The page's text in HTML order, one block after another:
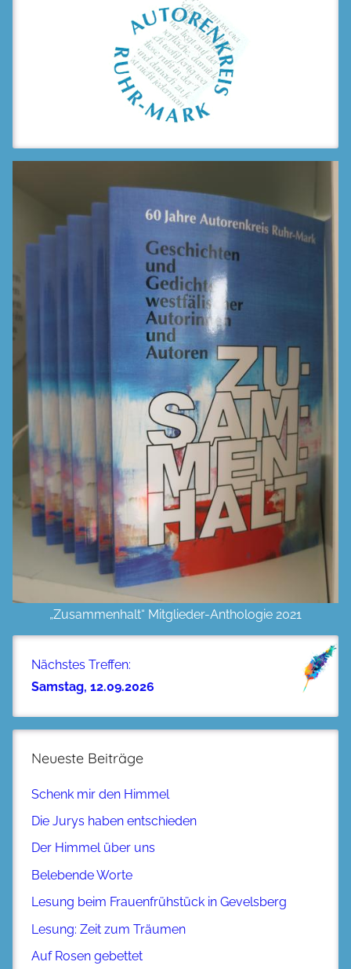
„Zusammenhalt“ Mitglieder-Anthologie 2021
Nächstes Treffen:
Samstag, 12.09.2026
Neueste Beiträge
Schenk mir den Himmel
Die Jurys haben entschieden
Der Himmel über uns
Belebende Worte
Lesung beim Frauenfrühstück in Gevelsberg
Lesung: Zeit zum Träumen
Auf Rosen gebettet